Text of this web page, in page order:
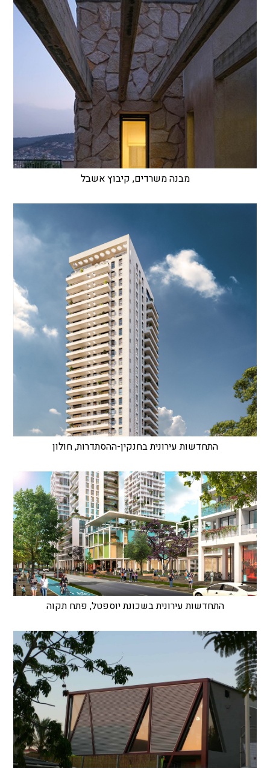
מבנה משרדים, קיבוץ אשבל
התחדשות עירונית בחנקין-ההסתדרות, חולון
התחדשות עירונית בשכונת יוספטל, פתח תקוה